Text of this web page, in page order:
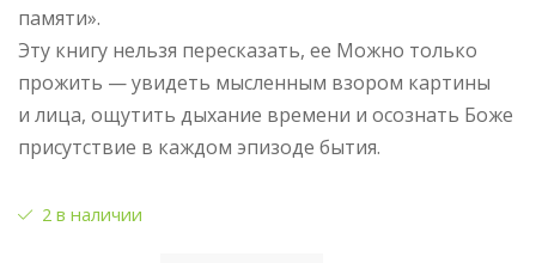
памяти».
Эту книгу нельзя пересказать, ее Можно только
прожить — увидеть мысленным взором картины
и лица, ощутить дыхание времени и осознать Боже
присутствие в каждом эпизоде бытия.
2 в наличии